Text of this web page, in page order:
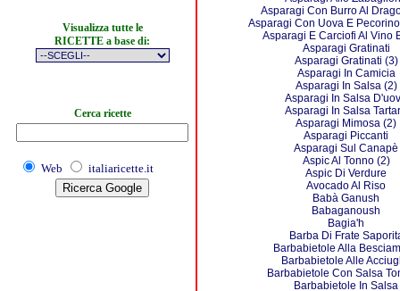
Visualizza tutte le
RICETTE a base di:
Cerca ricette
Web italiaricette.it
Asparagi Con Burro Al
Asparagi Con Uova E
Asparagi E Carciofi Al Vino
Asparagi Gratinati
Asparagi Gratinati (3)
Asparagi In Camicia
Asparagi In Salsa (2)
Asparagi In Salsa
Asparagi In Salsa
Asparagi Mimosa (2)
Asparagi Piccanti
Asparagi Sul Canapè
Aspic Al Tonno (2)
Aspic Di Verdure
Avocado Al Riso
Babà Ganush
Babaganoush
Bagia'h
Barba Di Frate
Barbabietole Alla
Barbabietole Alle
Barbabietole Con Salsa
Barbabietole In Salsa